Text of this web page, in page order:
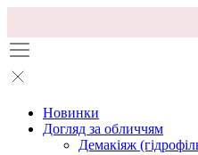
Новинки
Догляд за обличчям
Демакіяж